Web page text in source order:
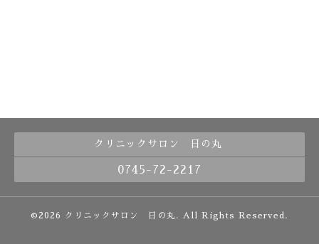
クリニックサロン 日の丸
0745-72-2217
©2026 クリニックサロン 日の丸 . All Rights Reserved.